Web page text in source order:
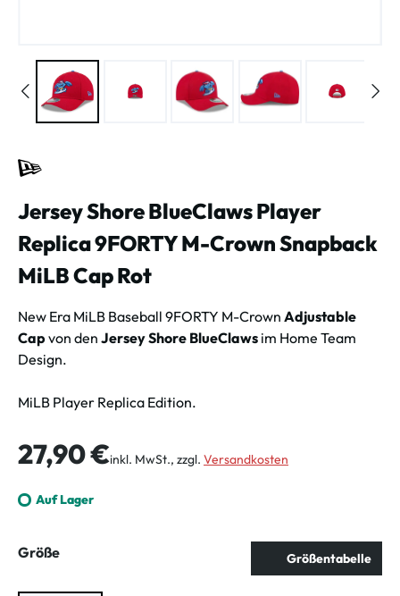
Jersey Shore BlueClaws Player
Replica 9FORTY M-Crown Snapback
MiLB Cap Rot
New Era MiLB Baseball 9FORTY M-Crown Adjustable
Cap von den Jersey Shore BlueClaws im Home Team
Design.
MiLB Player Replica Edition.
Regulärer Preis:
27,90 €inkl. MwSt., zzgl. Versandkosten
Auf Lager
Größeauswählen Größentabelle